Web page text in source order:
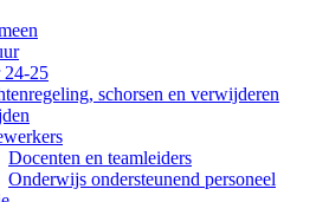
24-25
schorsen en verwijderen
Docenten en teamleiders
Onderwijs ondersteunend personeel